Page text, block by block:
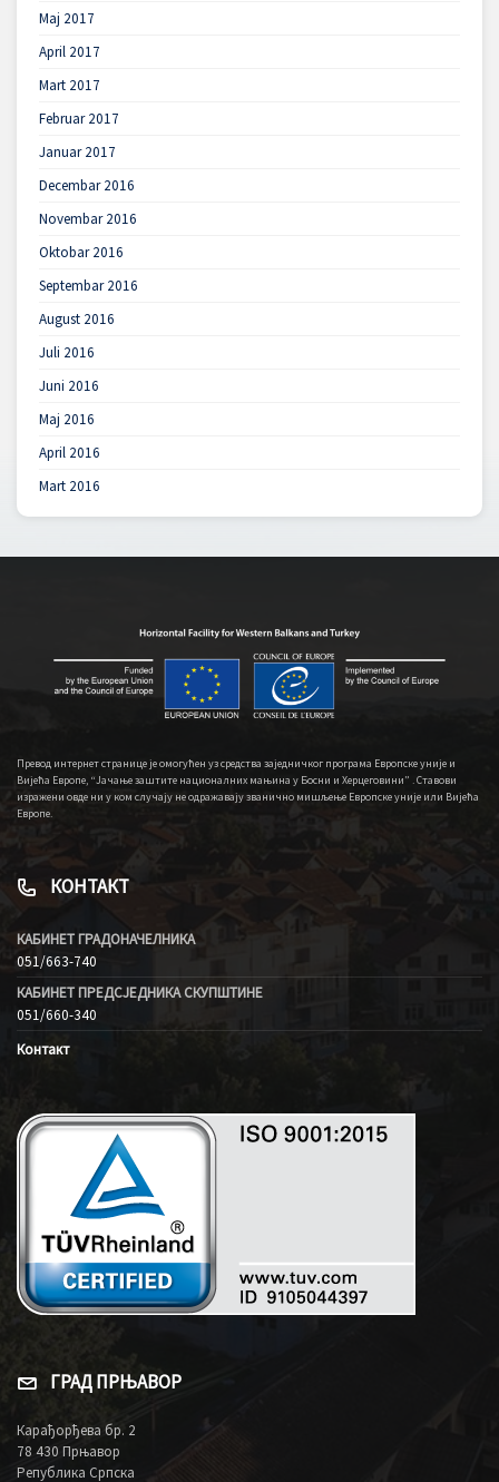
Maj 2017
April 2017
Mart 2017
Februar 2017
Januar 2017
Decembar 2016
Novembar 2016
Oktobar 2016
Septembar 2016
August 2016
Juli 2016
Juni 2016
Maj 2016
April 2016
Mart 2016
Превод интернет странице је омогућен уз средства заједничког програма Европске уније и
Вијећа Европе, “Јачање заштите националних мањина у Босни и Херцеговини” . Ставови
изражени овде ни у ком случају не одражавају званично мишљење Европске уније или Вијећа
Европе.
КОНТАКТ
КАБИНЕТ ГРАДОНАЧЕЛНИКА
051/663-740
КАБИНЕТ ПРЕДСЈЕДНИКА СКУПШТИНЕ
051/660-340
Контакт
ГРАД ПРЊАВОР
Карађорђева бр. 2
78 430 Прњавор
Република Српска